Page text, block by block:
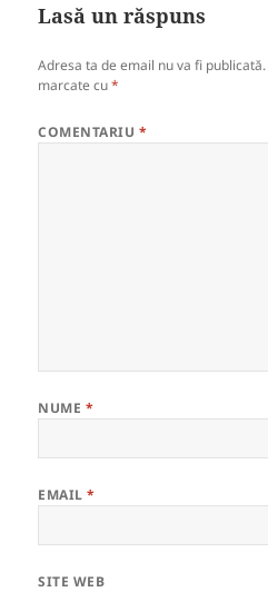
Lasă un răspuns
Adresa ta de email nu va fi publicată.
marcate cu*
COMENTARIU *
NUME *
EMAIL*
SITE WEB